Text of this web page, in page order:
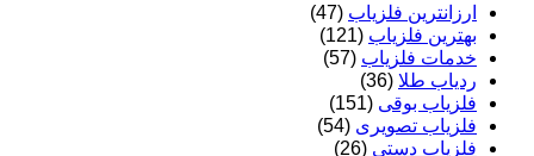
ارزانترین فلزیاب (47)
بهترین فلزیاب (121)
خدمات فلزیاب (57)
ردیاب طلا (36)
فلزیاب بوقی (151)
فلزیاب تصویری (54)
فلزیاب دستی (26)